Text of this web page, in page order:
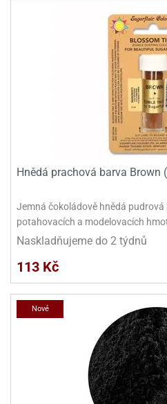
Hnědá prachová barva Brown
Jemná čokoládově hnědá
potahovacích a modelovacích
Naskladňujeme do 2 týdnů
113 Kč
Nové